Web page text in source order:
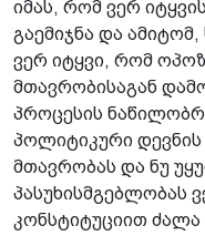
იმას, რომ ვერ
გაემიჯნა და
ვერ იტყვი, რომ
მთავრობისაგან
პროცესის
პოლიტიკური დევნის
მთავრობას და ნუ
პასუხისმგებლობას
კონსტიტუციით ძალა